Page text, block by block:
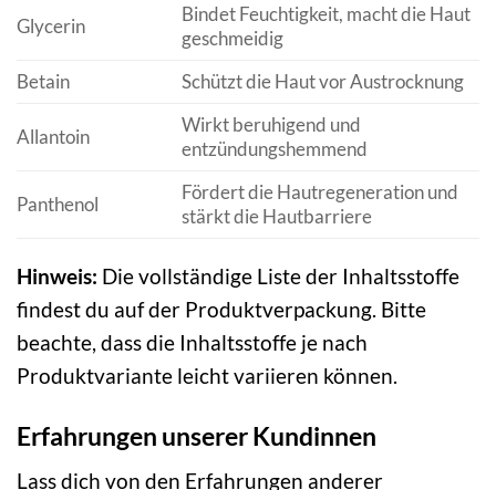
Glycerin
Bindet Feuchtigkeit, macht die Haut
geschmeidig
Betain
Schützt die Haut vor Austrocknung
Allantoin
Wirkt beruhigend und
entzündungshemmend
Panthenol
Fördert die Hautregeneration und
stärkt die Hautbarriere
Hinweis: Die vollständige Liste der Inhaltsstoffe
findest du auf der Produktverpackung. Bitte
beachte, dass die Inhaltsstoffe je nach
Produktvariante leicht variieren können.
Erfahrungen unserer Kundinnen
Lass dich von den Erfahrungen anderer